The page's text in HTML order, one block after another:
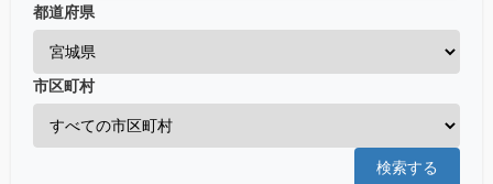
都道府県
市区町村
検索する